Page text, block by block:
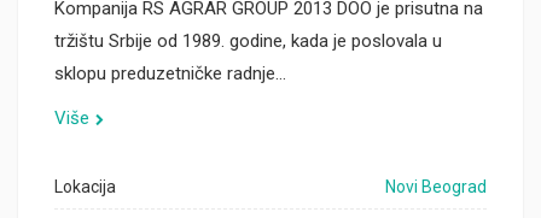
Kompanija RS AGRAR GROUP 2013 DOO je prisutna na
tržištu Srbije od 1989. godine, kada je poslovala u
sklopu preduzetničke radnje…
Više
Lokacija Novi Beograd